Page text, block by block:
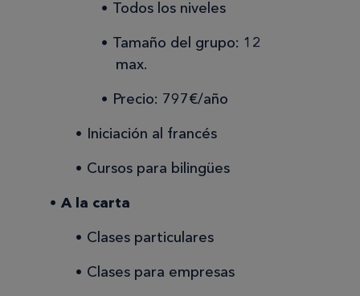
Todos los niveles
Tamaño del grupo: 12
max.
Precio: 797€/año
Iniciación al francés
Cursos para bilingües
A la carta
Clases particulares
Clases para empresas